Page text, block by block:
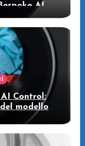
AI
lavatrice
Control:
modello